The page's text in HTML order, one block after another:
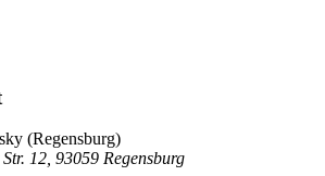
(Regensburg)
12, 93059 Regensburg